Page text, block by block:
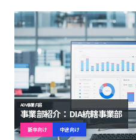
ADV事業内容
事業部紹介： DIA統轄事業部
新卒向け 中途向け